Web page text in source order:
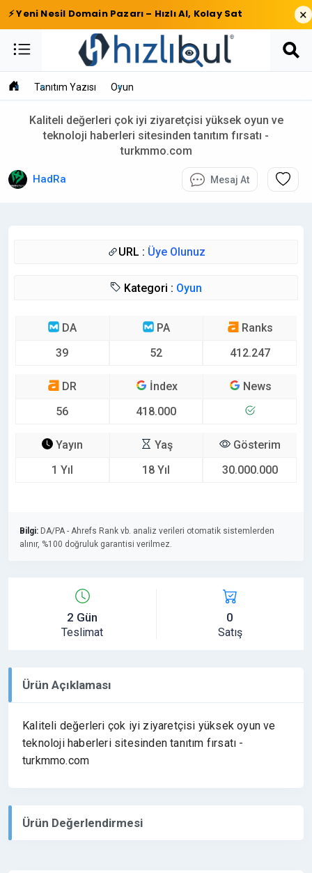
⚡ Yeni Nesil Domain Pazarı – Hızlı Al, Kolay Sat ×
Tanıtım Yazısı Oyun
Kaliteli değerleri çok iyi ziyaretçisi yüksek oyun ve
teknoloji haberleri sitesinden tanıtım fırsatı -
turkmmo.com
HadRa Mesaj At
URL : Üye Olunuz
Kategori : Oyun
DA
39
PA
52
Ranks
412.247
DR
56
İndex
418.000
News
Yayın
1 Yıl
Yaş
18 Yıl
Gösterim
30.000.000
Bilgi: DA/PA - Ahrefs Rank vb. analiz verileri otomatik sistemlerden
alınır, %100 doğruluk garantisi verilmez.
2 Gün
Teslimat
0
Satış
Ürün Açıklaması
Kaliteli değerleri çok iyi ziyaretçisi yüksek oyun ve
teknoloji haberleri sitesinden tanıtım fırsatı -
turkmmo.com
Ürün Değerlendirmesi